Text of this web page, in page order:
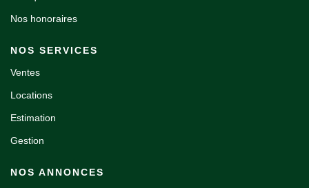
Nos honoraires
NOS SERVICES
Ventes
Locations
Estimation
Gestion
NOS ANNONCES